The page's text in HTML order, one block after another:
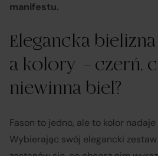
manifestu.
Elegancka
a kolory – czerń,
niewinna biel?
Fason to jedno, ale to kolor
Wybierając swój elegancki